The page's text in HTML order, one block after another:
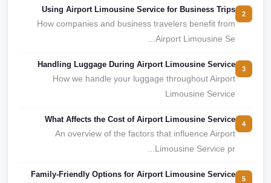
Using Airport Limousine Service for Business Trips
How companies and business travelers benefit from
Airport Limousine Se...
Handling Luggage During Airport Limousine Service
How we handle your luggage throughout Airport
Limousine Service
What Affects the Cost of Airport Limousine Service
An overview of the factors that influence Airport
Limousine Service pr...
Family-Friendly Options for Airport Limousine Service